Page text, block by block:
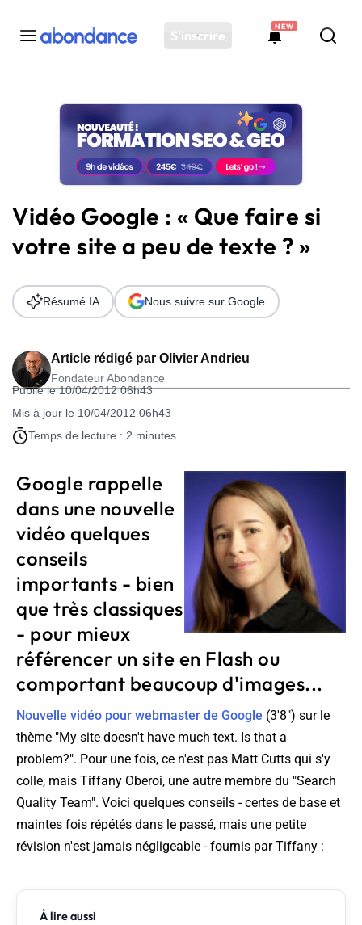
S'inscrire
NEW
Toutes les actus
Actus SEO
Plateforme
Solutions
Ressources
Audit SEO
Vidéo Google : « Que faire si
votre site a peu de texte ? »
Article rédigé par Olivier Andrieu
Fondateur Abondance
Publié le 10/04/2012 06h43
Mis à jour le 10/04/2012 06h43
Temps de lecture : 2 minutes
Résumé IA Nous suivre sur Google
Google rappelle
dans une nouvelle
vidéo quelques
conseils
importants - bien
que très classiques
- pour mieux
référencer un site en Flash ou
comportant beaucoup d'images...
Nouvelle vidéo pour webmaster de Google (3'8") sur le
thème "My site doesn't have much text. Is that a
problem?". Pour une fois, ce n'est pas Matt Cutts qui s'y
colle, mais Tiffany Oberoi, une autre membre du "Search
Quality Team". Voici quelques conseils - certes de base et
maintes fois répétés dans le passé, mais une petite
révision n'est jamais négligeable - fournis par Tiffany :
À lire aussi